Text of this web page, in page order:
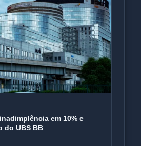
em 10% e
do UBS BB